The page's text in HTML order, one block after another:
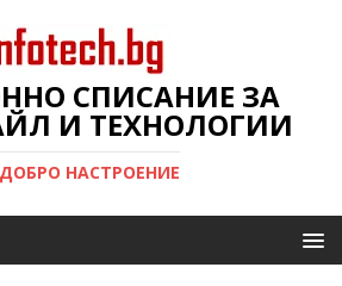
СПИСАНИЕ ЗА
И ТЕХНОЛОГИИ
НАСТРОЕНИЕ